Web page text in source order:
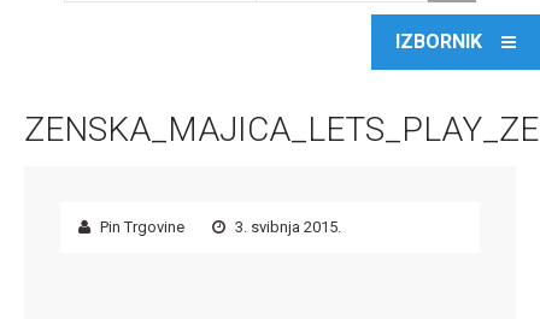
Pin Trgovine 3. svibnja 2015.